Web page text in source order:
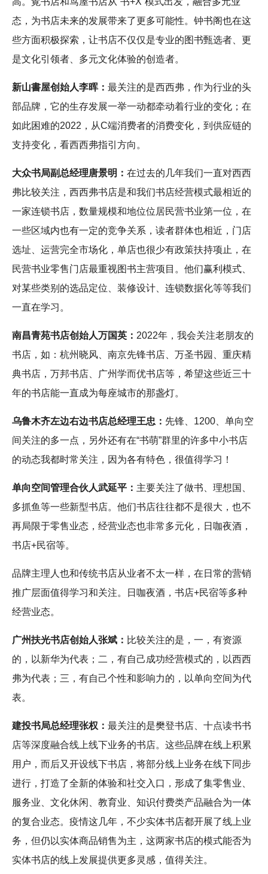
态，为书店未来的发展带来了更多可能性。钟书阁也在这
些方面积极探索，让书店不仅仅是专业的图书甄选者、更
是文化引领者、多元文化体验的创造者。
新山書屋创始人李晖： 最关注的是西西弗，作为行业的头
部品牌，它的生存发展一举一动都牵动着行业的变化；在
如此困难的2022，从C端消费者的消费变化，到供应链的
支持变化，看西西弗指引方向。
大众书局副总经理唐景明： 在过去的几年我们一直对西西
弗比较关注，西西弗书店是和我们书店经营模式最相近的
一家连锁书店，数量规模和地位位居民营书业第一位，在
一些区域内也有一定的竞争关系，读者群体也相近，门店
选址、运营完全市场化，单店也很少有政策扶持项止，在
民营书业零售门店最重视图书主营项目。他们赢利模式、
对某些类别的选品定位、装修设计、连锁数据化等等我们
一直在学习。
南昌青苑书店创始人万国英： 2022年，我会关注老朋友的
书店，如：杭州晓风、南京先锋书店、万圣书园、重庆精
典书店，万邦书店、广州学而优书店等，希望这些近三十
年的书店能一直成为每座城市的那盏灯。
乌鲁木齐左边右边书店总经理王忠： 先锋、1200、单向空
间关注的多一点，另外还有在“书萌”群里的许多中小书店
的动态我都时常关注，因为各有特色，很值得学习！
单向空间管理合伙人武延平： 主要关注了做书、理想国、
多抓鱼等一些新型书店。他们书店往往都不是很大，也不
再局限于零售业态，经营业态也非常多元化，日咖夜酒，
书店+民宿等。
品牌主理人也和传统书店从业者不太一样，在日常的营销
推广层面值得学习和关注。日咖夜酒，书店+民宿等多种
经营业态。
广州扶光书店创始人张斌： 比较关注的是，一，有资源
的，以新华为代表；二，有自己成功经营模式的，以西西
弗为代表；三，有自己个性和影响力的，以单向空间为代
表。
建投书局总经理张权： 最关注的是樊登书店、十点读书书
店等深度融合线上线下业务的书店。这些品牌在线上积累
用户，而后又开设线下书店，将部分线上业务在线下同步
进行，打造了全新的体验和社交入口，形成了集零售业、
服务业、文化休闲、教育业、知识付费类产品融合为一体
的复合业态。疫情这几年，不少实体书店都开展了线上业
务，但仍以实体商品销售为主，这两家书店的模式能否为
实体书店的线上发展提供更多灵感，值得关注。